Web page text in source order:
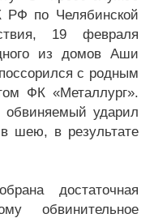
РФ по Челябинской
19 февраля
из домов Аши
с родным
ФК «Металлург».
обвиняемый ударил
шею, в результате
достаточная
обвинительное